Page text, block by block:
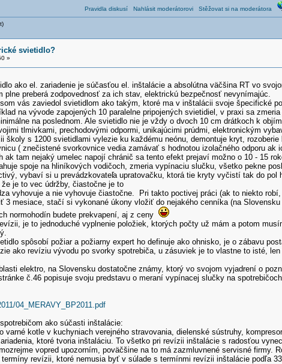
Pravidla diskusí Nahlásit moderátorovi Stěžovat si na moderátora
svietidlo?
»
ako el. zariadenie je súčasťou el. inštalácie a absolútna väčšina RT vo
preberá zodpovednosť za ich stav, elektrickú bezpečnosť nevynímajúc.
vás zaviedol svietidlom ako takým, ktoré ma v inštalácii svoje špecifické
na vývode zapojených 10 paralelne pripojených svietidiel, v praxi sa
na poslednom. Ale svietidlo nie je vždy o dvoch 10 cm drátkoch k
tlmivkami, prechodovými odpormi, unikajúcimi prúdmi, elektronickým
školy s 1200 svietidlami vylezie ku každému neónu, demontuje kryt,
( znečistené svorkovnice vedia zamávať s hodnotou izolačného odporu ak
ak tam nejaký umelec napojí chránič sa tento efekt prejaví možno o 10 - 15
spoje na hliníkových vodičoch, zmeria vypínaciu slučku, všetko pekne
vybaví si u prevádzkovateľa upratovačku, ktorá tie kryty vyčistí tak do pol
je to vec údržby, čiastočne je to
vyhovuje a nie vyhovuje čiastočne. Pri takto poctivej práci (ak to niekto
3 mesiace, stačí si vykonané úkony vložiť do nejakého cenníka (na Slovensku
normohodín budete prekvapení, aj z ceny
je to jednoduché vyplnenie položiek, ktorých počty už mám a potom
spôsobí požiar a požiarny expert ho definuje ako ohnisko, je o zábavu
ako revíziu vývodu po svorky spotrebiča, u zásuviek je to vlastne to isté,
elektro, na Slovensku dostatočne známy, ktorý vo svojom vyjadrení o
č.46 popisuje svoju predstavu o meraní vypínacej slučky na
04_MERAVY_BP2011.pdf
ako súčasti inštalácie:
varné kotle v kuchyniach verejného stravovania, dielenské sústruhy,
ktoré tvoria inštaláciu. To všetko pri revízii inštalácie s radosťou
vopred upozorním, poväčšine na to má zazmluvnené servisné firmy.
revízii, ktoré nemusia byť v súlade s termínmi revízii inštalácie podľa